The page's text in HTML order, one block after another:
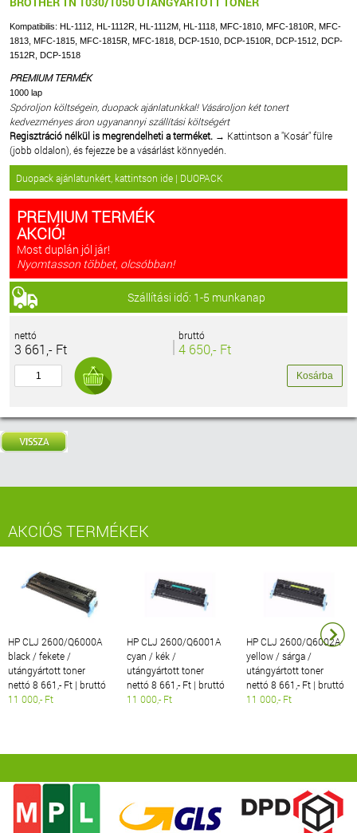
Kompatibilis: HL-1112, HL-1112R, HL-1112M, HL-1118, MFC-1810, MFC-1810R, MFC-
1813, MFC-1815, MFC-1815R, MFC-1818, DCP-1510, DCP-1510R, DCP-1512, DCP-
1512R, DCP-1518
PREMIUM TERMÉK
1000 lap
Spóroljon költségein, duopack ajánlatunkkal! Vásároljon két tonert
kedvezményes áron ugyanannyi szállítási költségért
Regisztráció nélkül is megrendelheti a terméket. → Kattintson a "Kosár" fülre
(jobb oldalon), és fejezze be a vásárlást könnyedén.
Duopack ajánlatunkért, kattintson ide | DUOPACK
PREMIUM TERMÉK
AKCIÓ!
Most duplán jól jár!
Nyomtasson többet, olcsóbban!
Szállítási idő: 1-5 munkanap
nettó
3 661,- Ft
bruttó
4 650,- Ft
AKCIÓS TERMÉKEK
HP CLJ 2600/Q6000A
black / fekete /
utángyártott toner
nettó 8 661,- Ft | bruttó
11 000,- Ft
HP CLJ 2600/Q6001A
cyan / kék /
utángyártott toner
nettó 8 661,- Ft | bruttó
11 000,- Ft
HP CLJ 2600/Q6002A
yellow / sárga /
utángyártott toner
nettó 8 661,- Ft | bruttó
11 000,- Ft